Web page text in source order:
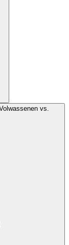
vs.